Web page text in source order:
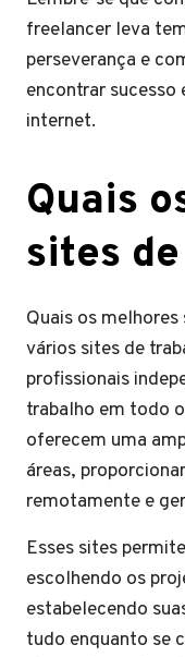
freelancer leva
perseverança e
encontrar
internet.
Quais
sites
Quais os
vários sites de
profissionais
trabalho em todo
oferecem uma
áreas,
remotamente e
Esses sites
escolhendo os
estabelecendo
tudo enquanto se